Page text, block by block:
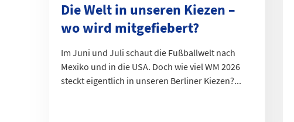
Die Welt in unseren Kiezen –
wo wird mitgefiebert?
Im Juni und Juli schaut die Fußballwelt nach
Mexiko und in die USA. Doch wie viel WM 2026
steckt eigentlich in unseren Berliner Kiezen?...